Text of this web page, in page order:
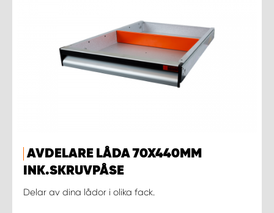
AVDELARE LÅDA 70X440MM
INK.SKRUVPÅSE
Delar av dina lådor i olika fack.